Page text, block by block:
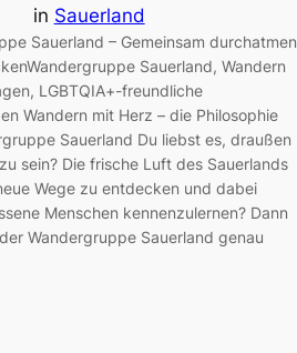
in Sauerland
Sauerland – Gemeinsam durchatmen
Sauerland, Wandern
LGBTQIA+-freundliche
Wandern mit Herz – die Philosophie
Sauerland Du liebst es, draußen
sein? Die frische Luft des Sauerlands
Wege zu entdecken und dabei
Menschen kennenzulernen? Dann
Wandergruppe Sauerland genau